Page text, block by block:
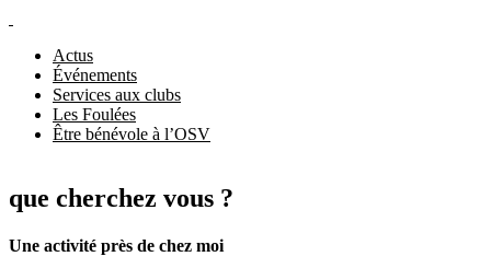
Actus
Événements
Services aux clubs
Les Foulées
Être bénévole à l’OSV
que cherchez vous ?
Une activité près de chez moi